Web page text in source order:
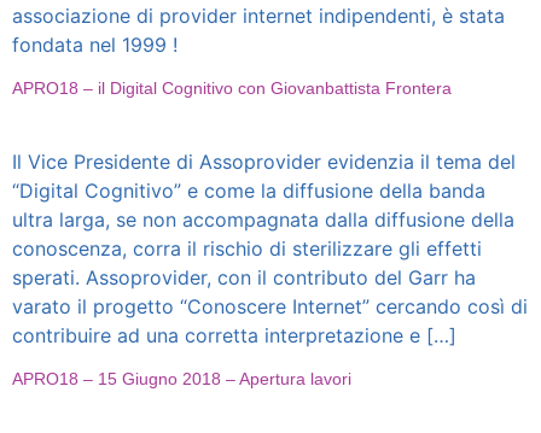
associazione di provider internet indipendenti, è stata
fondata nel 1999 !
APRO18 – il Digital Cognitivo con Giovanbattista Frontera
Il Vice Presidente di Assoprovider evidenzia il tema del
“Digital Cognitivo” e come la diffusione della banda
ultra larga, se non accompagnata dalla diffusione della
conoscenza, corra il rischio di sterilizzare gli effetti
sperati. Assoprovider, con il contributo del Garr ha
varato il progetto “Conoscere Internet” cercando così di
contribuire ad una corretta interpretazione e […]
APRO18 – 15 Giugno 2018 – Apertura lavori